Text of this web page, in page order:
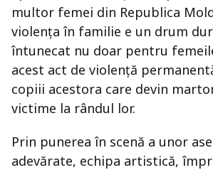
multor femei din Republica
violența în familie e un drum
întunecat nu doar pentru
acest act de violență
copiii acestora care devin
victime la rândul lor.
Prin punerea în scenă a unor
adevărate, echipa artistică,